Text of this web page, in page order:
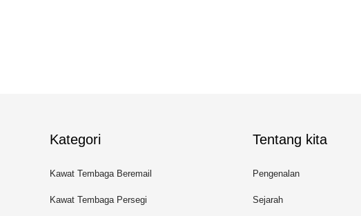
Kategori
Kawat Tembaga Beremail
Kawat Tembaga Persegi
Tentang kita
Pengenalan
Sejarah